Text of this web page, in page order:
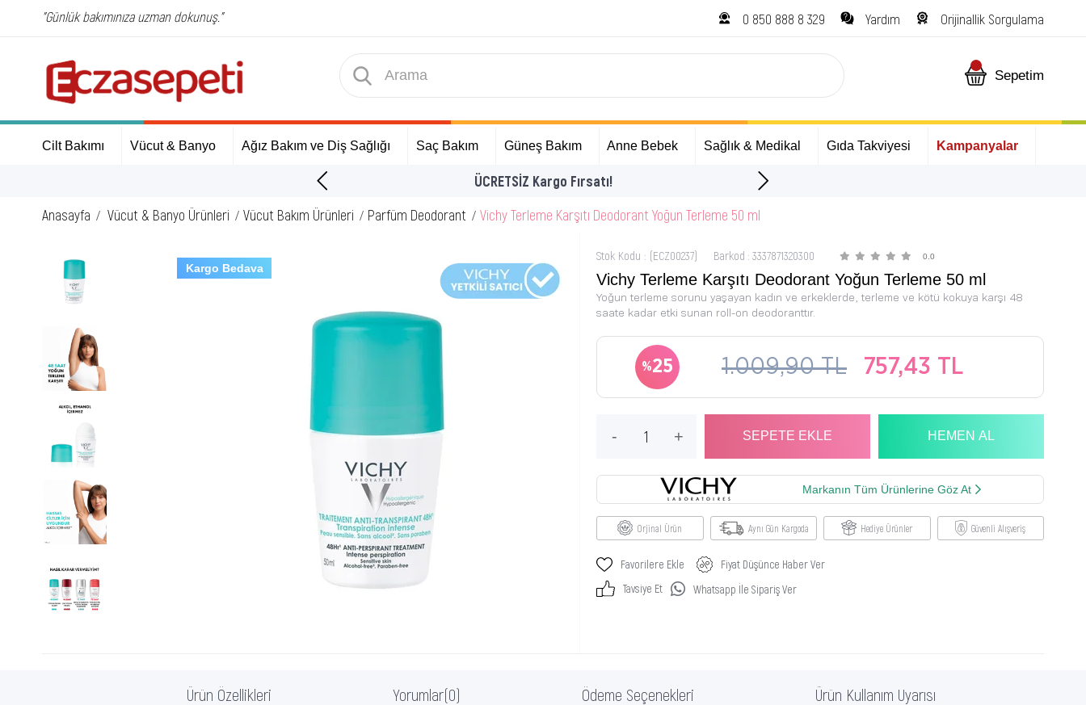
"Günlük bakımınıza uzman dokunuş." 0 850 888 8 329 Yardım Orijinallik Sorgulama
Sepetim
Cilt Bakımı Vücut & Banyo Ağız Bakım ve Diş Sağlığı Saç Bakım Güneş Bakım Anne Bebek Sağlık & Medikal Gıda Takviyesi Kampanyalar
ÜCRETSİZ Kargo Fırsatı!
Anasayfa
Vücut & Banyo Ürünleri Vücut Bakım Ürünleri Parfüm Deodorant Vichy Terleme Karşıtı Deodorant Yoğun Terleme 50 ml
Kargo Bedava
Stok Kodu (ECZ00237) Barkod : 3337871320300 0.0
Vichy Terleme Karşıtı Deodorant Yoğun Terleme 50 ml
Yoğun terleme sorunu yaşayan kadın ve erkeklerde, terleme ve kötü kokuya karşı 48
saate kadar etki sunan roll-on deodoranttır.
25 1.009,90 TL 757,43 TL
Markanın Tüm Ürünlerine Göz At
Orjinal Ürün Aynı Gün Kargoda Hediye Ürünler Güvenli Alışveriş
Favorilere Ekle
Fiyat Düşünce Haber Ver
Tavsiye Et
Whatsapp İle Sipariş Ver
Ürün Özellikleri Yorumlar(0) Ödeme Seçenekleri Ürün Kullanım Uyarısı